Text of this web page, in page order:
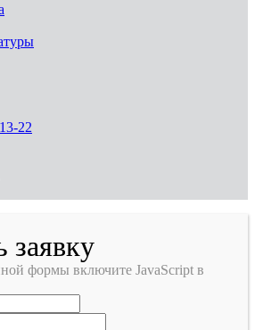
22
заявку
формы включите JavaScript в